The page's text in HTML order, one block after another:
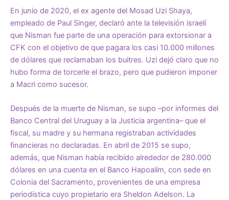
En junio de 2020, el ex agente del Mosad Uzi Shaya,
empleado de Paul Singer, declaró ante la televisión israelí
que Nisman fue parte de una operación para extorsionar a
CFK con el objetivo de que pagara los casi 10.000 millones
de dólares que reclamaban los buitres. Uzi dejó claro que no
hubo forma de torcerle el brazo, pero que pudieron imponer
a Macri como sucesor.
Después de la muerte de Nisman, se supo –por informes del
Banco Central del Uruguay a la Justicia argentina– que el
fiscal, su madre y su hermana registraban actividades
financieras no declaradas. En abril de 2015 se supo,
además, que Nisman había recibido alrededor de 280.000
dólares en una cuenta en el Banco Hapoalím, con sede en
Colonia del Sacramento, provenientes de una empresa
periodística cuyo propietario era Sheldon Adelson. La